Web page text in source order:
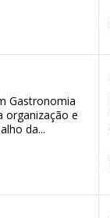
Gastronomia
organização e
da...